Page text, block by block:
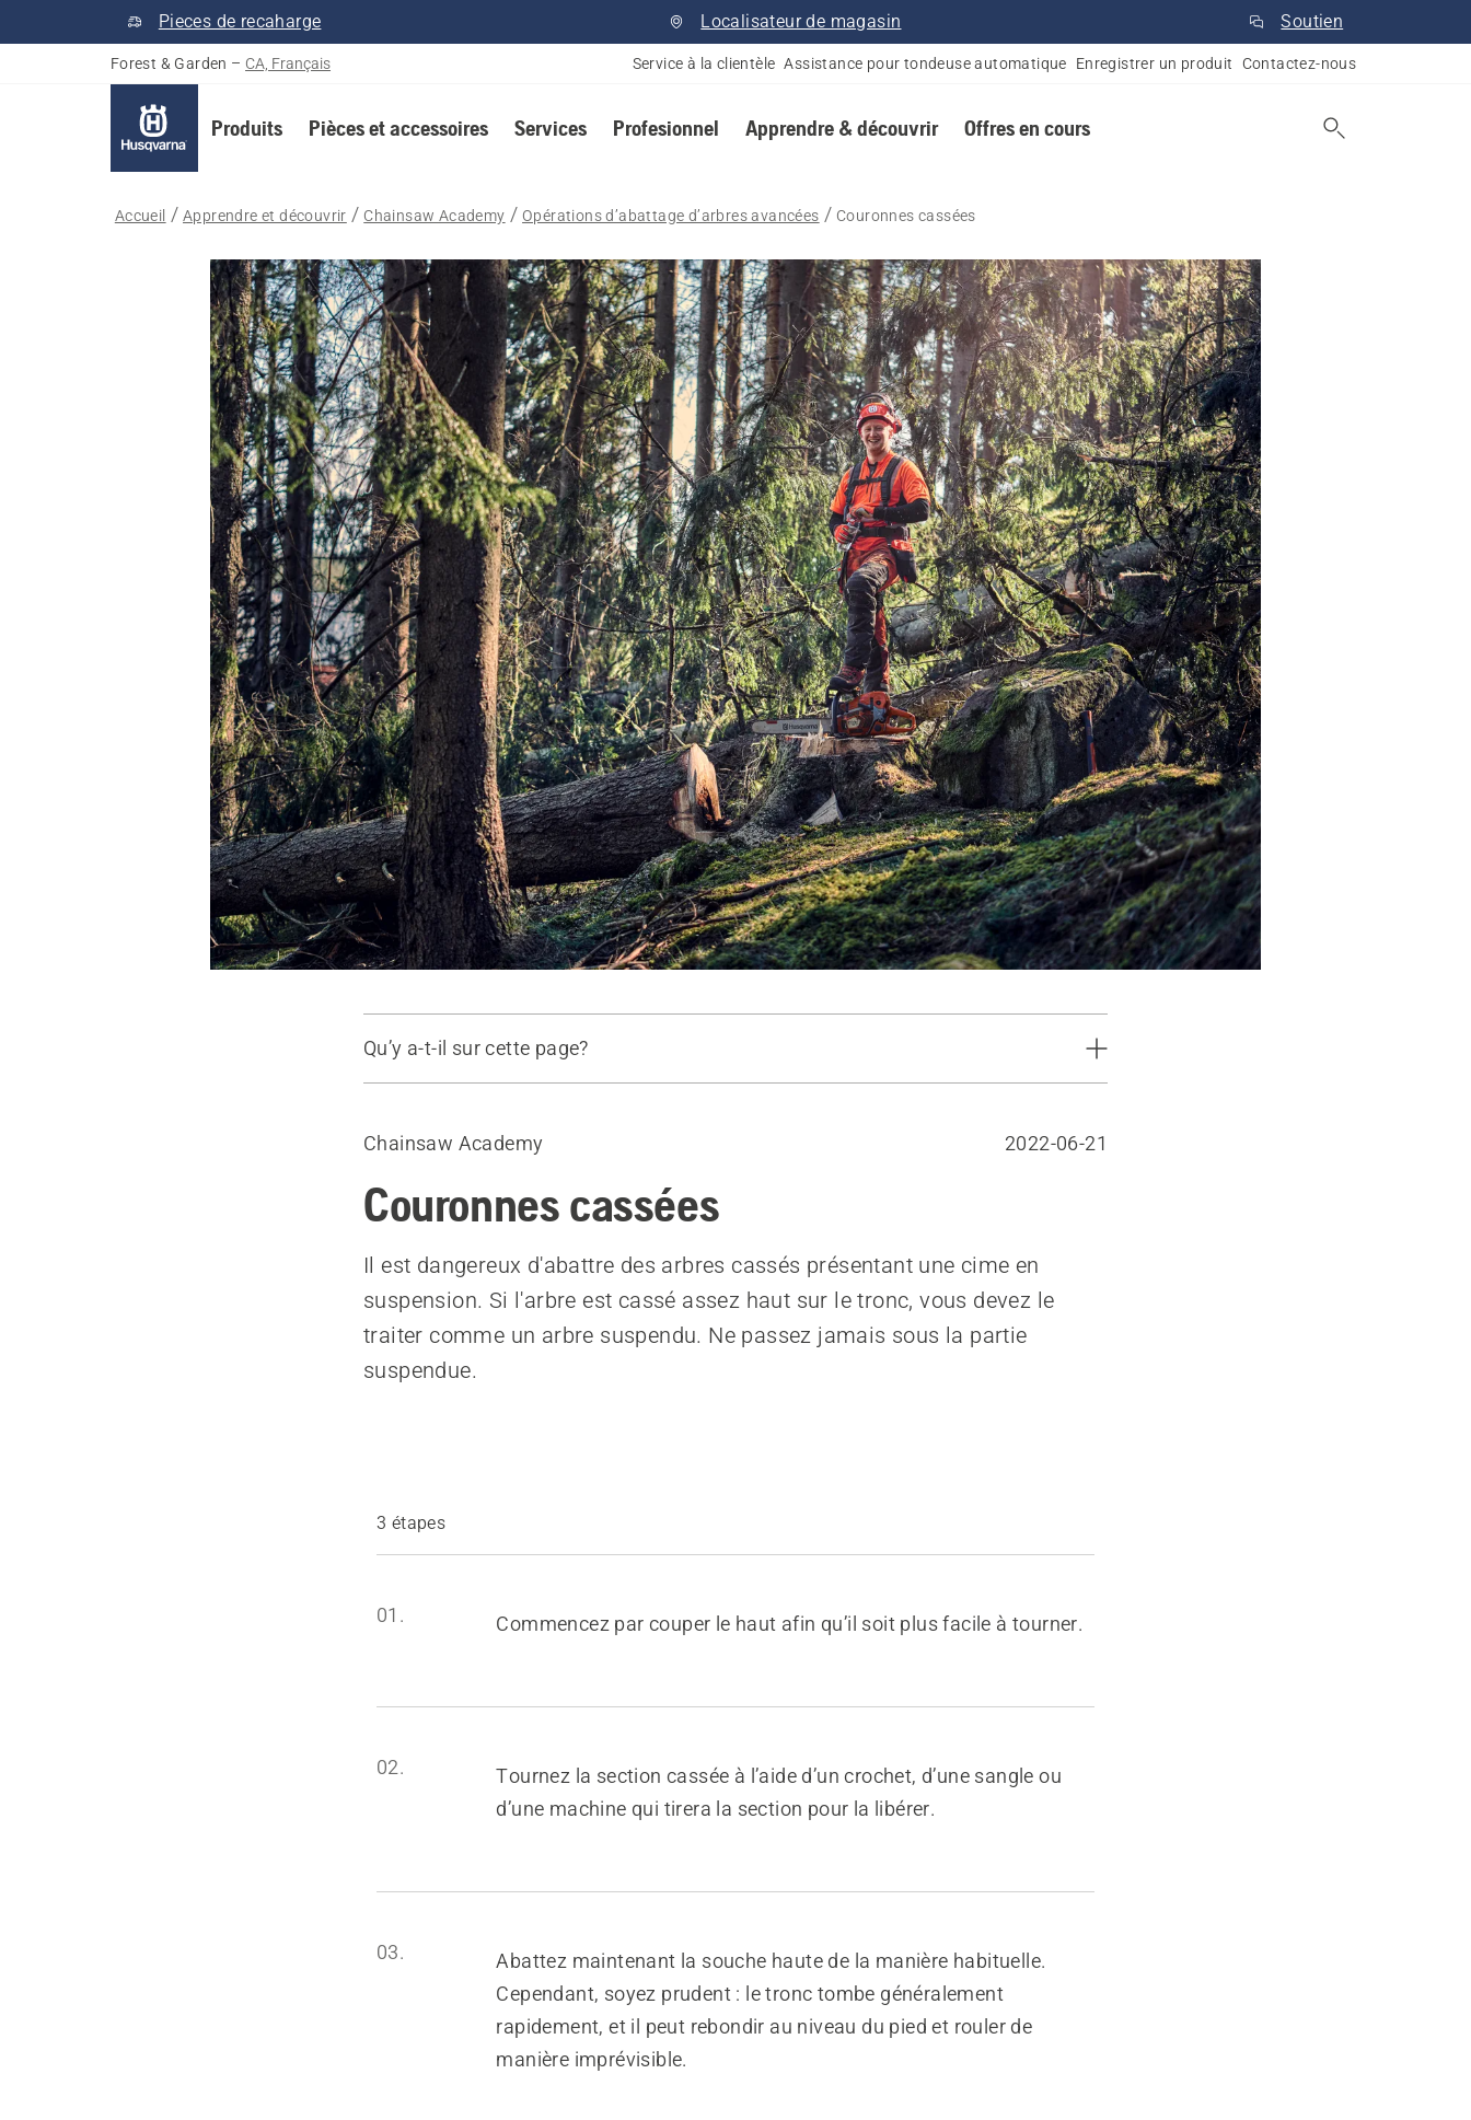
Pieces de recaharge Localisateur de magasin Soutien
Forest & Garden – CA, Français Service à la clientèle Assistance pour tondeuse automatique Enregistrer un produit Contactez-nous
Produits Pièces et accessoires Services Profesionnel Apprendre & découvrir Offres en cours
Accueil Apprendre et découvrir Chainsaw Academy Opérations d’abattage d’arbres avancées Couronnes cassées
Qu’y a-t-il sur cette page?
Abattage d’arbres cassés sans cime en suspension
Chainsaw Academy 2022-06-21
Couronnes cassées
Il est dangereux d'abattre des arbres cassés présentant une cime en
suspension. Si l'arbre est cassé assez haut sur le tronc, vous devez le
traiter comme un arbre suspendu. Ne passez jamais sous la partie
suspendue.
3 étapes
01. Commencez par couper le haut afin qu’il soit plus facile à tourner.
02.
Tournez la section cassée à l’aide d’un crochet, d’une sangle ou
d’une machine qui tirera la section pour la libérer.
03.
Abattez maintenant la souche haute de la manière habituelle.
Cependant, soyez prudent : le tronc tombe généralement
rapidement, et il peut rebondir au niveau du pied et rouler de
manière imprévisible.